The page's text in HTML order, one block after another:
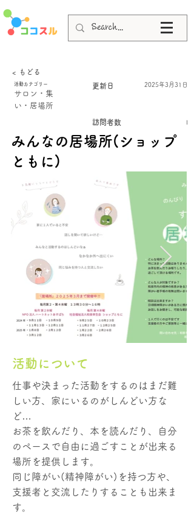
< もどる
活動カテゴリー
サロン・集
い・居場所
更新日 2025年3月31日
訪問者数 I
みんなの居場所(ショップ
ともに)
活動について
仕事や決まった活動をするのはまだ難
しい方、家にいるのがしんどい方な
ど…
お茶を飲んだり、本を読んだり、自分
のペースで自由に過ごすことが出来る
場所を提供します。
同じ障がい(精神障がい)を持つ方や、
支援者と交流したりすることも出来ま
す。